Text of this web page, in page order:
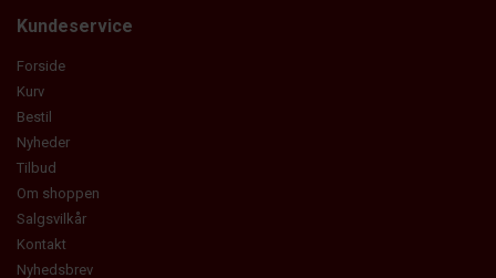
Kundeservice
Forside
Kurv
Bestil
Nyheder
Tilbud
Om shoppen
Salgsvilkår
Kontakt
Nyhedsbrev